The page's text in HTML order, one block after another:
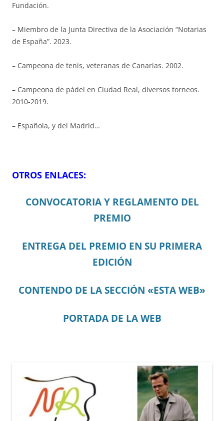
Fundación.
– Miembro de la Junta Directiva de la Asociación “Notarias
de España”. 2023.
– Campeona de tenis, veteranas de Canarias. 2002.
– Campeona de pádel en Ciudad Real, diversos torneos.
2010-2019.
– Española, y del Madrid…
OTROS ENLACES:
CONVOCATORIA Y REGLAMENTO DEL
PREMIO
ENTREGA DEL PREMIO EN SU PRIMERA
EDICIÓN
CONTENDO DE LA SECCIÓN «ESTA WEB»
PORTADA DE LA WEB